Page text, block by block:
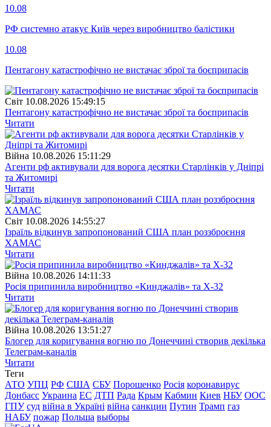
10.08
РФ системно атакує Київ через виробництво балістики
10.08
Пентагону катастрофічно не вистачає зброї та боєприпасів
Свiт 10.08.2026 15:49:15
Пентагону катастрофічно не вистачає зброї та боєприпасів
Читати
Війна 10.08.2026 15:11:29
Агенти рф активували для ворога десятки Старлінків у Дніпрі
та Житомирі
Читати
Свiт 10.08.2026 14:55:27
Ізраїль відкинув запропонований США план роззброєння
ХАМАС
Читати
Війна 10.08.2026 14:11:33
Росія припинила виробництво «Кинджалів» та Х-32
Читати
Війна 10.08.2026 13:51:27
Блогер для коригування вогню по Донеччині створив декілька
Телеграм-каналів
Читати
Теги
АТО УПЦ РФ США СБУ Порошенко Росія коронавирус
Донбасс Украина ЕС ДТП Рада Крым Кабмин Киев НБУ ООС
ГПУ суд війна в Україні війна санкции Путин Трамп газ
НАБУ пожар Польша выборы